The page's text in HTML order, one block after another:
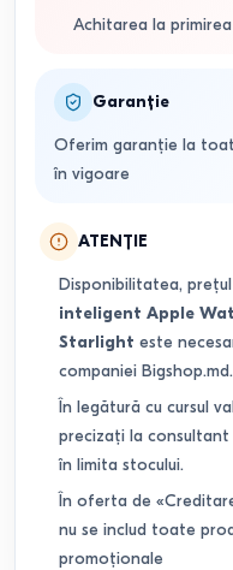
Achitarea la
Garanție
Oferim garanție la
în vigoare
ATENȚIE
Disponibilitatea,
inteligent Apple
Starlight este
companiei Bigshop.md.
În legătură cu cursul
precizați la
în limita stocului.
În oferta de
nu se includ toate
promoționale